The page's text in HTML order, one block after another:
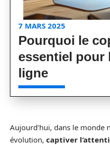
7 MARS 2025
Pourquoi le
essentiel pour
ligne
Aujourd’hui, dans le monde
évolution, captiver